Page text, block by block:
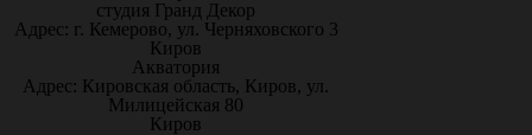
студия Гранд Декор
Адрес: г. Кемерово, ул. Черняховского 3
Киров
Акватория
Адрес: Кировская область, Киров, ул.
Милицейская 80
Киров